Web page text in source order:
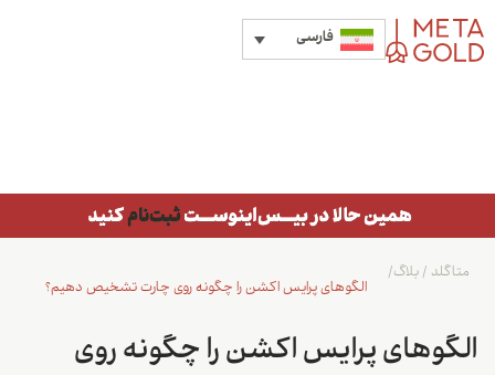
فارسی
الگوهای پرایس اکشن را چگونه روی چارت تشخیص دهیم؟
متاگلد /بلاگ/
الگوهای پرایس اکشن را چگونه روی